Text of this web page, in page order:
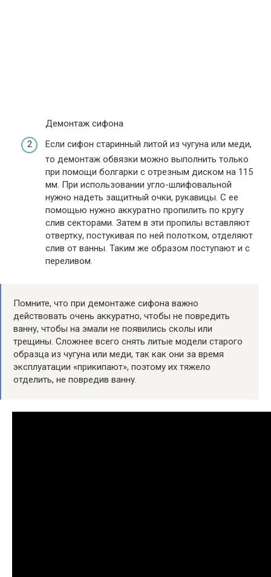
Демонтаж сифона
Если сифон старинный литой из чугуна или меди,
то демонтаж обвязки можно выполнить только
при помощи болгарки с отрезным диском на 115
мм. При использовании угло-шлифовальной
нужно надеть защитный очки, рукавицы. С ее
помощью нужно аккуратно пропилить по кругу
слив секторами. Затем в эти пропилы вставляют
отвертку, постукивая по ней полотком, отделяют
слив от ванны. Таким же образом поступают и с
переливом.
Помните, что при демонтаже сифона важно
действовать очень аккуратно, чтобы не повредить
ванну, чтобы на эмали не появились сколы или
трещины. Сложнее всего снять литые модели старого
образца из чугуна или меди, так как они за время
эксплуатации «прикипают», поэтому их тяжело
отделить, не повредив ванну.